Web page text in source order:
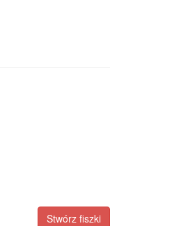
Stwórz fiszki